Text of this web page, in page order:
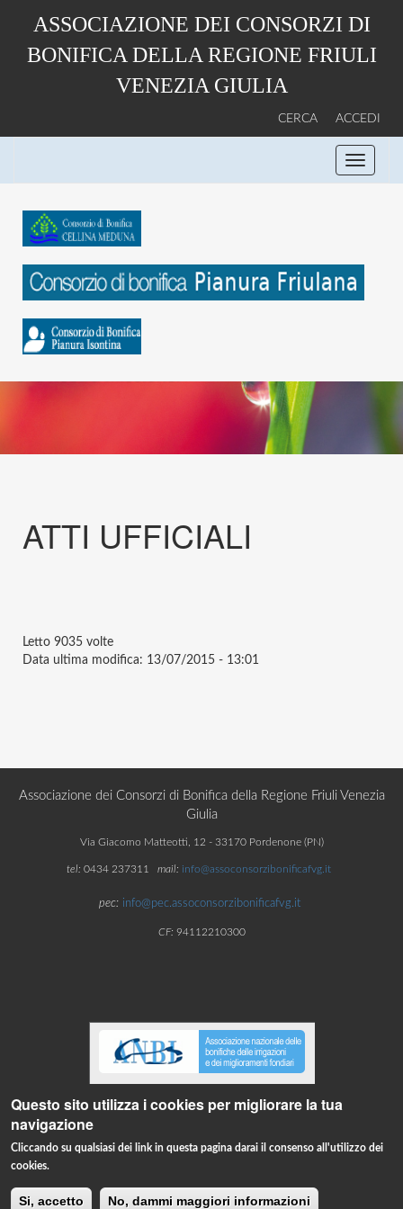
contenuto
principale
ASSOCIAZIONE DEI CONSORZI DI
BONIFICA DELLA REGIONE FRIULI
VENEZIA GIULIA
CERCA ACCEDI
Toggle
ATTI UFFICIALI
Letto 9035 volte
Data ultima modifica: 13/07/2015 - 13:01
Associazione dei Consorzi di Bonifica della Regione Friuli Venezia
Giulia
Via Giacomo Matteotti, 12 - 33170 Pordenone (PN)
tel: 0434 237311 mail: info@assoconsorzibonificafvg.it
pec: info@pec.assoconsorzibonificafvg.it
CF: 94112210300
PRIVACY
Questo sito utilizza i cookies per migliorare la tua
navigazione
Cliccando su qualsiasi dei link in questa pagina darai il consenso all'utilizzo dei
cookies.
Si, accetto No, dammi maggiori informazioni